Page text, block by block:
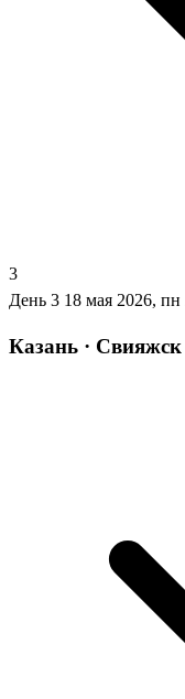
3
День 3 18 мая 2026, пн
Казань · Свияжск